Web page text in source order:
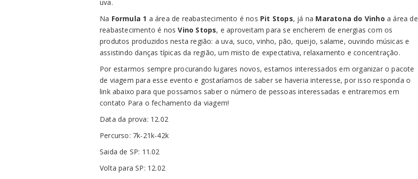
uva.
Na Formula 1 a área de reabastecimento é nos Pit Stops, já na Maratona do Vinho a área de
reabastecimento é nosVino Stops, e aproveitam para se encherem de energias com os
produtos produzidos nesta região: a uva, suco, vinho, pão, queijo, salame, ouvindo músicas e
assistindo danças típicas da região, um misto de expectativa, relaxamento e concentração.
Por estarmos sempre procurando lugares novos, estamos interessados em organizar o pacote
de viagem para esse evento e gostaríamos de saber se haveria interesse, por isso responda o
link abaixo para que possamos saber o número de pessoas interessadas e entraremos em
contato Para o fechamento da viagem!
Data da prova: 12.02
Percurso: 7k-21k-42k
Saida de SP: 11.02
Volta para SP: 12.02